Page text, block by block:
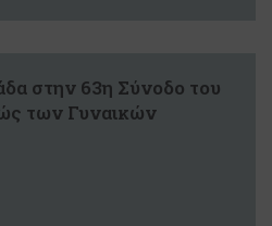
στην 63η Σύνοδο του
των Γυναικών